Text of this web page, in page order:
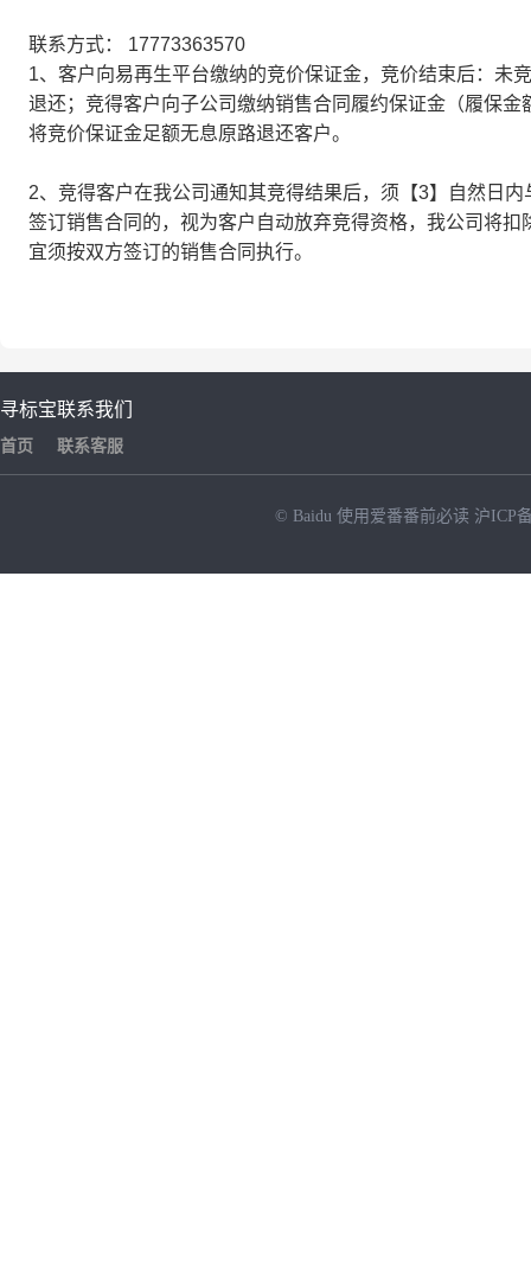
联系方式： 17773363570
1、客户向易再生平台缴纳的竞价保证金，竞价结束后：未
退还；竞得客户向子公司缴纳销售合同履约保证金（履保
将竞价保证金足额无息原路退还客户。
2、竞得客户在我公司通知其竞得结果后，须【3】自然日
签订销售合同的，视为客户自动放弃竞得资格，我公司将
宜须按双方签订的销售合同执行。
寻标宝
首页
联系我们
联系客服
© Baidu 使用爱番番前必读 沪ICP